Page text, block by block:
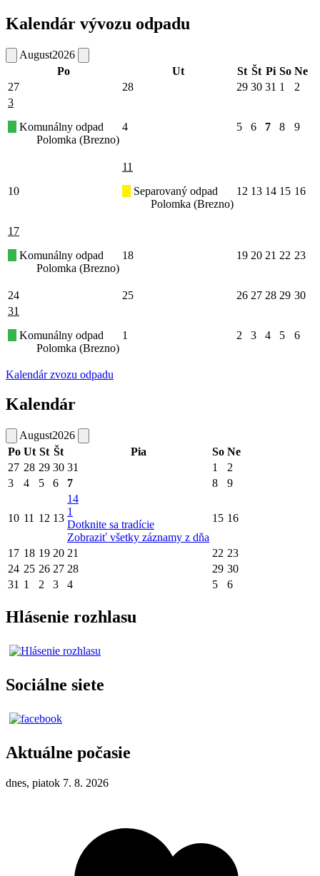
Kalendár vývozu odpadu
August2026
Po
Ut St Št Pi So Ne
27
28 29 30 31 1
2
3
Komunálny odpad
Polomka (Brezno)
4 5 6 7 8 9
10
11
Separovaný odpad
Polomka (Brezno)
12 13 14 15 16
17
Komunálny odpad
Polomka (Brezno)
18 19 20 21 22 23
24 25 26 27 28 29 30
31
Komunálny odpad
Polomka (Brezno)
1 2 3 4 5 6
Kalendár zvozu odpadu
Kalendár
August2026
Po Ut St Št Pia So Ne
27 28 29 30 31 1
2
3
4 5 6 7 8 9
10 11 12 13
14
1
Dotknite sa tradície
Zobraziť všetky záznamy z dňa
15 16
17 18 19 20 21 22 23
24 25 26 27 28 29 30
31 1 2 3 4 5 6
Hlásenie rozhlasu
Sociálne siete
Aktuálne počasie
dnes, piatok 7. 8. 2026